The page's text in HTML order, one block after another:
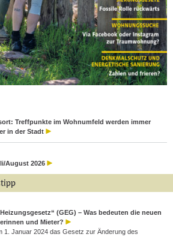
Treffpunkte im Wohnumfeld werden immer
in der Stadt
August 2026
(GEG) – Was bedeuten die neuen
und Mieter?
1. Januar 2024 das Gesetz zur Änderung des